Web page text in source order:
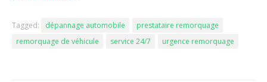
Tagged: dépannage automobile
prestataire remorquage
remorquage de véhicule
service 24/7 urgence remorquage